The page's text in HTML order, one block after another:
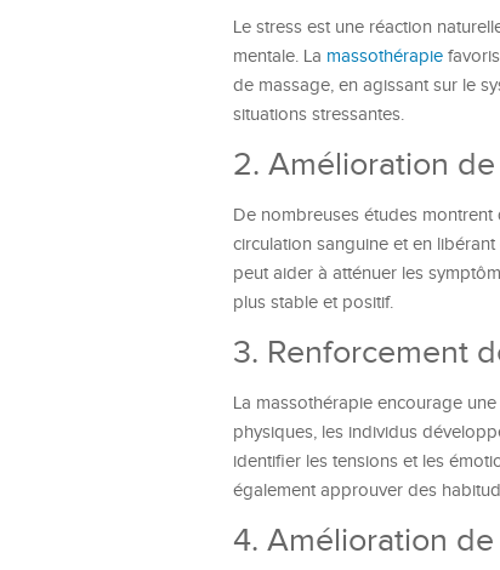
Le stress est une réaction
mentale. La massothérapie
de massage, en agissant sur le
situations stressantes.
2. Amélioration de
De nombreuses études montrent
circulation sanguine et en
peut aider à atténuer les
plus stable et positif.
3. Renforcement
La massothérapie encourage
physiques, les individus
identifier les tensions et les
également approuver des
4. Amélioration